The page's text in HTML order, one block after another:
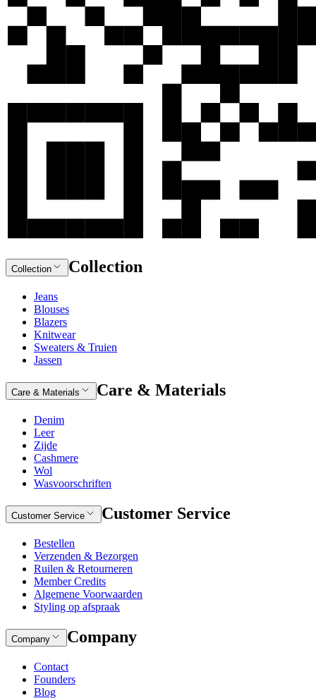
Collection Collection
Jeans
Blouses
Blazers
Knitwear
Sweaters & Truien
Jassen
Care & Materials Care & Materials
Denim
Leer
Zijde
Cashmere
Wol
Wasvoorschriften
Customer Service Customer Service
Bestellen
Verzenden & Bezorgen
Ruilen & Retourneren
Member Credits
Algemene Voorwaarden
Styling op afspraak
Company Company
Contact
Founders
Blog